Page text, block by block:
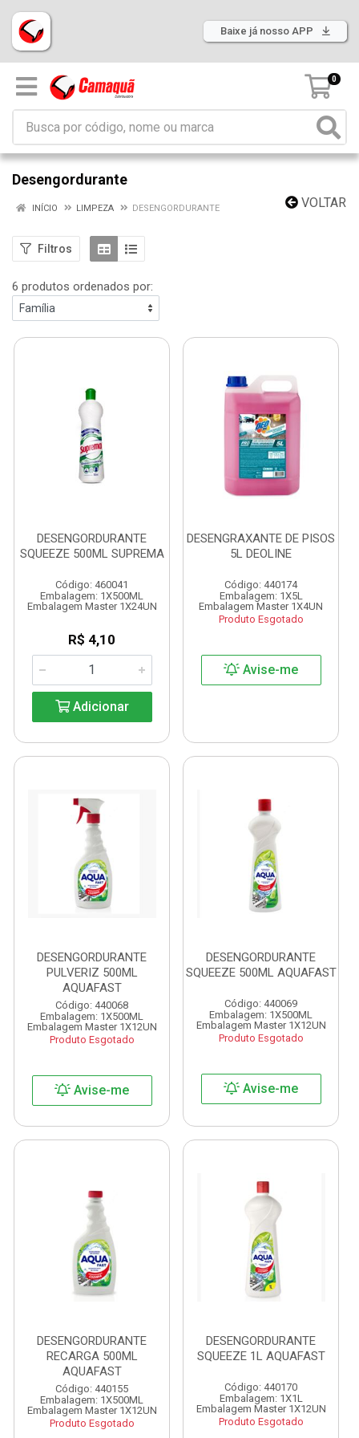
Baixe já nosso APP
0
Desengordurante
VOLTAR
INÍCIO LIMPEZA DESENGORDURANTE
Filtros
6 produtos ordenados por:
DESENGORDURANTE
SQUEEZE 500ML SUPREMA
Código: 460041
Embalagem: 1X500ML
Embalagem Master 1X24UN
R$ 4,10
Adicionar
DESENGRAXANTE DE PISOS
5L DEOLINE
Código: 440174
Embalagem: 1X5L
Embalagem Master 1X4UN
Produto Esgotado
Avise-me
DESENGORDURANTE
PULVERIZ 500ML
AQUAFAST
Código: 440068
Embalagem: 1X500ML
Embalagem Master 1X12UN
Produto Esgotado
Avise-me
DESENGORDURANTE
SQUEEZE 500ML AQUAFAST
Código: 440069
Embalagem: 1X500ML
Embalagem Master 1X12UN
Produto Esgotado
Avise-me
DESENGORDURANTE
RECARGA 500ML
AQUAFAST
Código: 440155
Embalagem: 1X500ML
Embalagem Master 1X12UN
Produto Esgotado
DESENGORDURANTE
SQUEEZE 1L AQUAFAST
Código: 440170
Embalagem: 1X1L
Embalagem Master 1X12UN
Produto Esgotado